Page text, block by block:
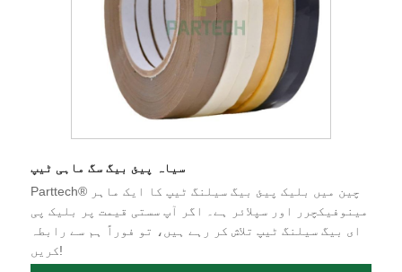
سیاہ پیئ بیگ سگ ماہی ٹیپ
Parttech® چین میں بلیک پیئ بیگ سیلنگ ٹیپ کا ایک ماہر
مینوفیکچرر اور سپلائر ہے۔ اگر آپ سستی قیمت پر بلیک پی
ای بیگ سیلنگ ٹیپ تلاش کر رہے ہیں، تو فوراً ہم سے رابطہ
کریں!